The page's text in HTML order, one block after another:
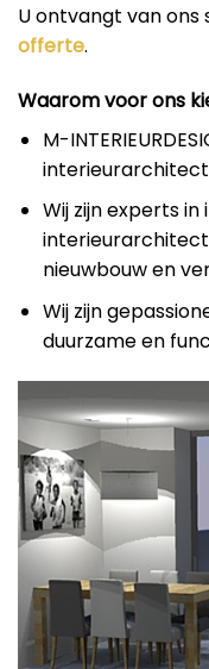
U ontvangt van ons
offerte.
Waarom voor ons
M-
interieurarchitect
Wij zijn experts
nieuwbouw en
Wij zijn
duurzame en